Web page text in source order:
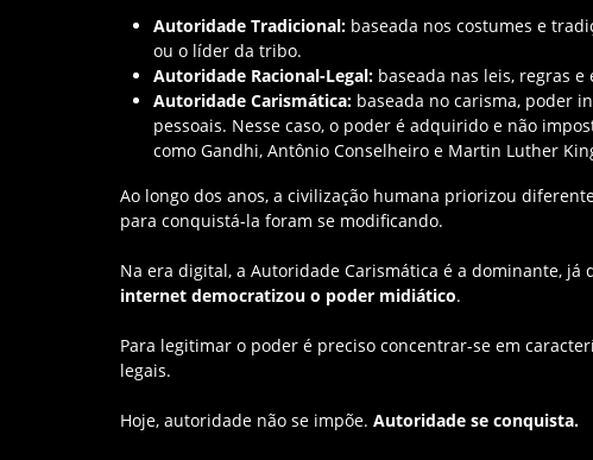
Autoridade Tradicional:baseada nos costumes e
ou o líder da tribo.
Autoridade Racional-Legal:baseada nas leis, regras e
Autoridade Carismática:baseada no carisma, poder
pessoais. Nesse caso, o poder é adquirido e não
como Gandhi, Antônio Conselheiro e Martin Luther
Ao longo dos anos, a civilização humana priorizou
para conquistá-la foram se modificando.
Na era digital, a Autoridade Carismática é a dominante, já
internet democratizou o poder midiático.
Para legitimar o poder é preciso concentrar-se em
legais.
Hoje, autoridade não se impõe. Autoridade se conquista.